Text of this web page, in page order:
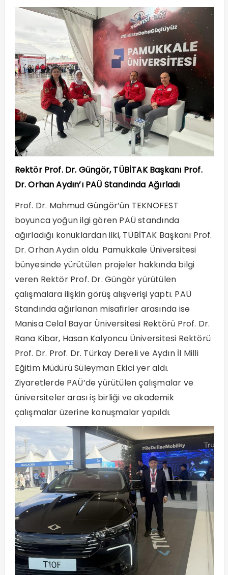
Rektör Prof. Dr. Güngör, TÜBİTAK Başkanı Prof.
Dr. Orhan Aydın’ı PAÜ Standında Ağırladı
Prof. Dr. Mahmud Güngör’ün TEKNOFEST
boyunca yoğun ilgi gören PAÜ standında
ağırladığı konuklardan ilki, TÜBİTAK Başkanı Prof.
Dr. Orhan Aydın oldu. Pamukkale Üniversitesi
bünyesinde yürütülen projeler hakkında bilgi
veren Rektör Prof. Dr. Güngör yürütülen
çalışmalara ilişkin görüş alışverişi yaptı. PAÜ
Standında ağırlanan misafirler arasında ise
Manisa Celal Bayar Üniversitesi Rektörü Prof. Dr.
Rana Kibar, Hasan Kalyoncu Üniversitesi Rektörü
Prof. Dr. Prof. Dr. Türkay Dereli ve Aydın İl Milli
Eğitim Müdürü Süleyman Ekici yer aldı.
Ziyaretlerde PAÜ’de yürütülen çalışmalar ve
üniversiteler arası iş birliği ve akademik
çalışmalar üzerine konuşmalar yapıldı.